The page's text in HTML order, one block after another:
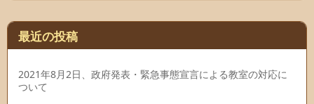
最近の投稿
2021年8月2日、政府発表・緊急事態宣言による教室の対応に
ついて